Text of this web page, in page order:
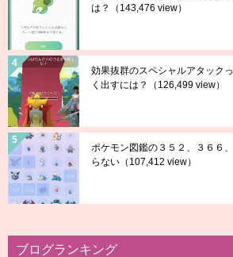
は？
（143,476 view）
効果抜群のスペシャルアタック
く出すには？
（126,499 view）
ポケモン図鑑の３５２、３６６
らない （107,412 view）
ブログランキング